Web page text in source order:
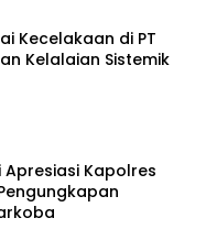
Kecelakaan di PT
Kelalaian Sistemik
Apresiasi Kapolres